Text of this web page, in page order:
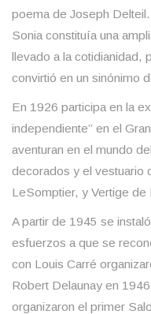
poema de Joseph
Sonia constituía una
llevado a la cotidianidad,
convirtió en un sinónimo
En 1926 participa en la
independiente” en el
aventuran en el mundo
decorados y el vestuario
LeSomptier, y Vertige de
A partir de 1945 se
esfuerzos a que se
con Louis Carré
Robert Delaunay en
organizaron el primer